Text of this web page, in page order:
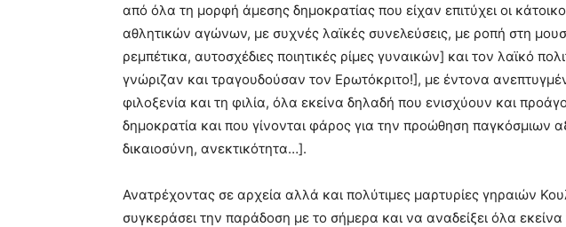
από όλα τη μορφή άμεσης δημοκρατίας που είχαν επιτύχει οι
αθλητικών αγώνων, με συχνές λαϊκές συνελεύσεις, με ροπή στη
ρεμπέτικα, αυτοσχέδιες ποιητικές ρίμες γυναικών] και τον λαϊκό
γνώριζαν και τραγουδούσαν τον Ερωτόκριτο!], με έντονα
φιλοξενία και τη φιλία, όλα εκείνα δηλαδή που ενισχύουν και
δημοκρατία και που γίνονται φάρος για την προώθηση παγκόσμιων
δικαιοσύνη, ανεκτικότητα…].
Ανατρέχοντας σε αρχεία αλλά και πολύτιμες μαρτυρίες γηραιών
συγκεράσει την παράδοση με το σήμερα και να αναδείξει όλα εκείνα